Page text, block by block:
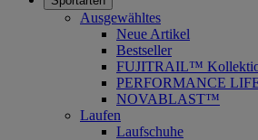
Ausgewähltes
Neue Artikel
Bestseller
FUJITRAIL™
PERFORMANCE
NOVABLAST™
Laufen
Laufschuhe